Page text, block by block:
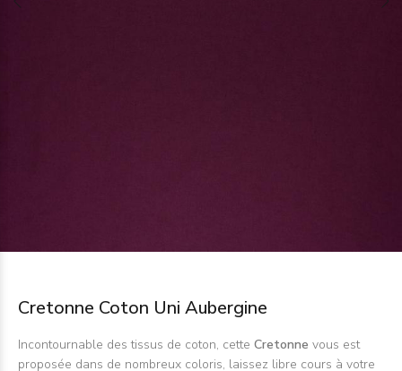
Cretonne Coton Uni Aubergine
Incontournable des tissus de coton, cette Cretonne vous est
proposée dans de nombreux coloris, laissez libre cours à votre